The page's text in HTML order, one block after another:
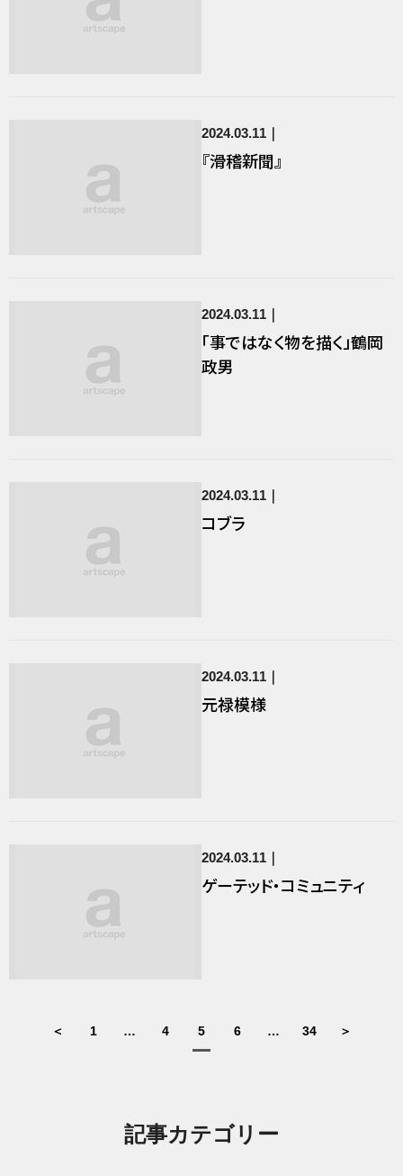
2024.03.11
『滑稽新聞』
2024.03.11
「事ではなく物を描く」鶴岡
政男
2024.03.11
コブラ
2024.03.11
元禄模様
2024.03.11
ゲーテッド・コミュニティ
＜ 1 … 4 5 6 … 34 ＞
記事カテゴリー